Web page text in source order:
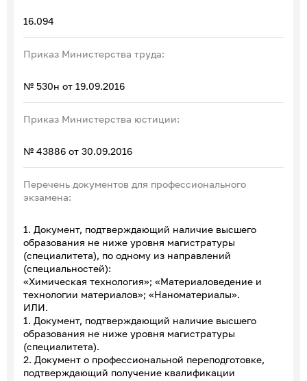
16.094
Приказ Министерства труда:
№ 530н от 19.09.2016
Приказ Министерства юстиции:
№ 43886 от 30.09.2016
Перечень документов для профессионального
экзамена:
1. Документ, подтверждающий наличие высшего
образования не ниже уровня магистратуры
(специалитета), по одному из направлений
(специальностей):
«Химическая технология»; «Материаловедение и
технологии материалов»; «Наноматериалы».
ИЛИ.
1. Документ, подтверждающий наличие высшего
образования не ниже уровня магистратуры
(специалитета).
2. Документ о профессиональной переподготовке,
подтверждающий получение квалификации